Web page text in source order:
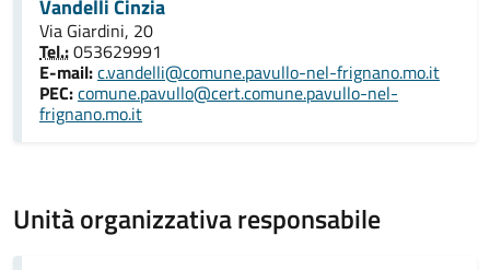
Vandelli Cinzia
Via Giardini, 20
Tel.:053629991
E-mail:c.vandelli@comune.pavullo-nel-frignano.mo.it
PEC:comune.pavullo@cert.comune.pavullo-nel-
frignano.mo.it
Unità organizzativa responsabile